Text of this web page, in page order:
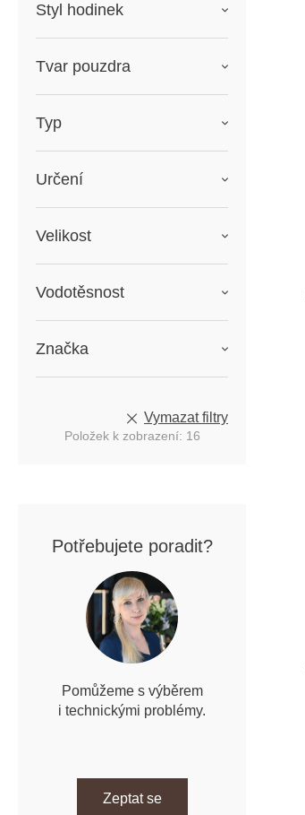
Styl hodinek
Tvar pouzdra
Typ
Určení
Velikost
Vodotěsnost
Značka
Vymazat filtry
Položek k zobrazení: 16
Potřebujete poradit?
Pomůžeme s výběrem
i technickými problémy.
Zeptat se